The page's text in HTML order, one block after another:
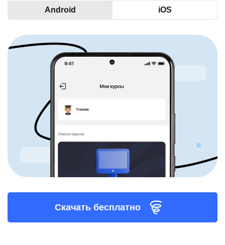
Android iOS
Скачать бесплатно